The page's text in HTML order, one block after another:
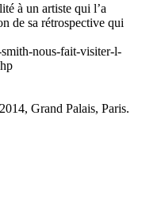
à un artiste qui l’a
de sa rétrospective qui
nous-fait-visiter-l-
Grand Palais, Paris.